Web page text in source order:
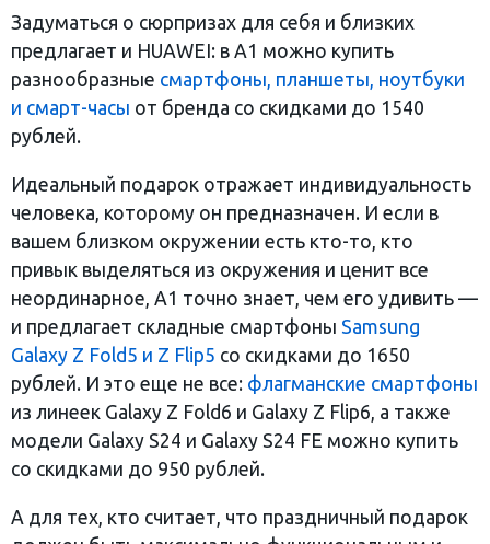
Задуматься о сюрпризах для себя и близких
предлагает и HUAWEI: в А1 можно купить
разнообразные смартфоны, планшеты, ноутбуки
и смарт-часы от бренда со скидками до 1540
рублей.
Идеальный подарок отражает индивидуальность
человека, которому он предназначен. И если в
вашем близком окружении есть кто-то, кто
привык выделяться из окружения и ценит все
неординарное, А1 точно знает, чем его удивить —
и предлагает складные смартфоны Samsung
Galaxy Z Fold5 и Z Flip5 со скидками до 1650
рублей. И это еще не все: флагманские смартфоны
из линеек Galaxy Z Fold6 и Galaxy Z Flip6, а также
модели Galaxy S24 и Galaxy S24 FE можно купить
со скидками до 950 рублей.
А для тех, кто считает, что праздничный подарок